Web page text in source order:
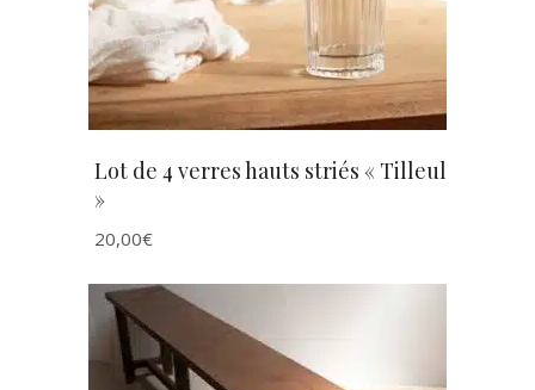
Lot de 4 verres hauts striés « Tilleul
»
20,00€